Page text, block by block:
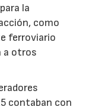
la
como
ferroviario
a otros
contaban con